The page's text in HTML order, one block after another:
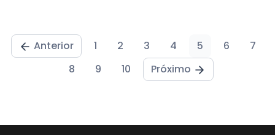
Anterior 1 2 3 4 5 6
7
8
9 10 Próximo